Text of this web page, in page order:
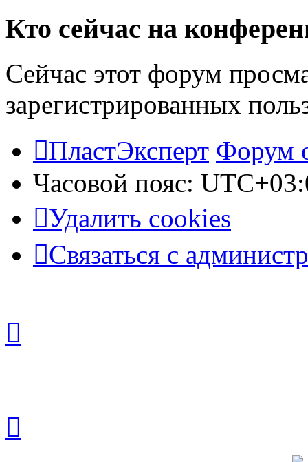
Кто сейчас на
Сейчас этот форум
зарегистрированных
ПластЭксперт Форум
Часовой пояс:
Удалить cookies
Связаться с